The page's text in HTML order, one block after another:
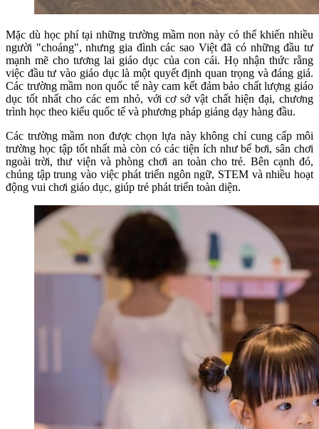
Mặc dù học phí tại những trường mầm non này có thể khiến nhiều
người "choáng", nhưng gia đình các sao Việt đã có những đầu tư
mạnh mẽ cho tương lai giáo dục của con cái. Họ nhận thức rằng
việc đầu tư vào giáo dục là một quyết định quan trọng và đáng giá.
Các trường mầm non quốc tế này cam kết đảm bảo chất lượng giáo
dục tốt nhất cho các em nhỏ, với cơ sở vật chất hiện đại, chương
trình học theo kiểu quốc tế và phương pháp giảng dạy hàng đầu.
Các trường mầm non được chọn lựa này không chỉ cung cấp môi
trường học tập tốt nhất mà còn có các tiện ích như bể bơi, sân chơi
ngoài trời, thư viện và phòng chơi an toàn cho trẻ. Bên cạnh đó,
chúng tập trung vào việc phát triển ngôn ngữ, STEM và nhiều hoạt
động vui chơi giáo dục, giúp trẻ phát triển toàn diện.